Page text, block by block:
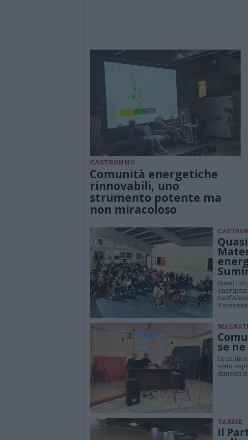
CASTRONNO
Comunità energetiche
rinnovabili, uno
strumento potente ma
non miracoloso
Quasi
se
In un
visto
VARESE
Il